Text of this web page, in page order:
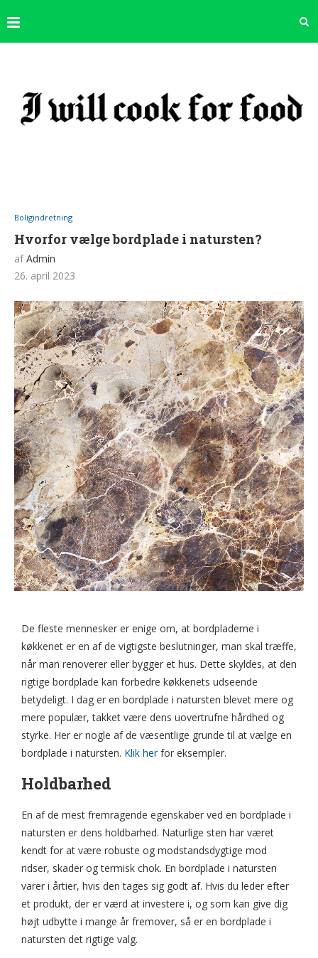
Boligindretning
Hvorfor vælge bordplade i natursten?
afAdmin
26. april 2023
De fleste mennesker er enige om, at bordpladerne i
køkkenet er en af de vigtigste beslutninger, man skal træffe,
når man renoverer eller bygger et hus. Dette skyldes, at den
rigtige bordplade kan forbedre køkkenets udseende
betydeligt. I dag er en bordplade i natursten blevet mere og
mere populær, takket være dens uovertrufne hårdhed og
styrke. Her er nogle af de væsentlige grunde til at vælge en
bordplade i natursten. Klik herfor eksempler.
Holdbarhed
En af de mest fremragende egenskaber ved en bordplade i
natursten er dens holdbarhed. Naturlige sten har været
kendt for at være robuste og modstandsdygtige mod
ridser, skader og termisk chok. En bordplade i natursten
varer i årtier, hvis den tages sig godt af. Hvis du leder efter
et produkt, der er værd at investere i, og som kan give dig
højt udbytte i mange år fremover, så er en bordplade i
natursten det rigtige valg.